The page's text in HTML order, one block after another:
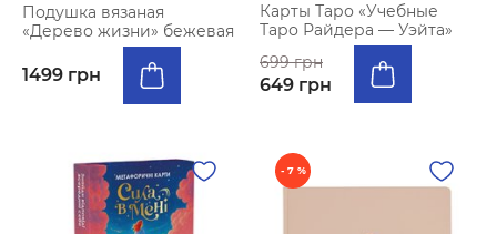
Подушка вязаная
«Дерево жизни» бежевая
1499 грн
Карты Таро «Учебные
Таро Райдера — Уэйта»
699 грн
649 грн
- 7 %